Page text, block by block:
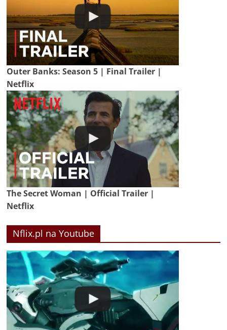
Outer Banks: Season 5 | Final Trailer |
Netflix
The Secret Woman | Official Trailer |
Netflix
Nflix.pl na Youtube